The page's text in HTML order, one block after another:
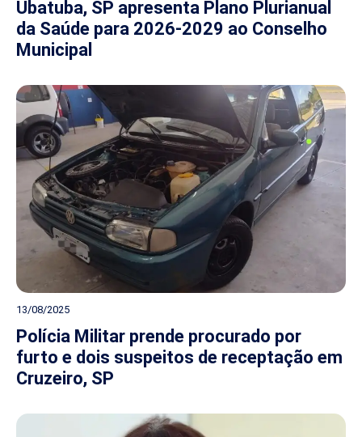
Ubatuba, SP apresenta Plano Plurianual
da Saúde para 2026-2029 ao Conselho
Municipal
13/08/2025
Polícia Militar prende procurado por
furto e dois suspeitos de receptação em
Cruzeiro, SP